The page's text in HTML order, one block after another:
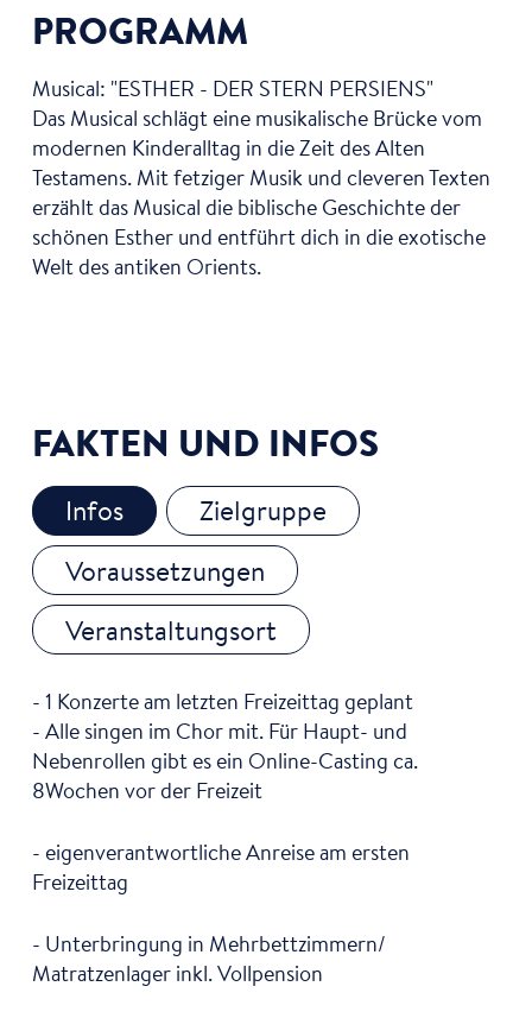
PROGRAMM
Musical: "ESTHER - DER STERN PERSIENS"
Das Musical schlägt eine musikalische Brücke vom
modernen Kinderalltag in die Zeit des Alten
Testamens. Mit fetziger Musik und cleveren Texten
erzählt das Musical die biblische Geschichte der
schönen Esther und entführt dich in die exotische
Welt des antiken Orients.
FAKTEN UND INFOS
Infos
Zielgruppe
Voraussetzungen
Veranstaltungsort
- 1 Konzerte am letzten Freizeittag geplant
- Alle singen im Chor mit. Für Haupt- und
Nebenrollen gibt es ein Online-Casting ca.
8Wochen vor der Freizeit
- eigenverantwortliche Anreise am ersten
Freizeittag
- Unterbringung in Mehrbettzimmern/
Matratzenlager inkl. Vollpension